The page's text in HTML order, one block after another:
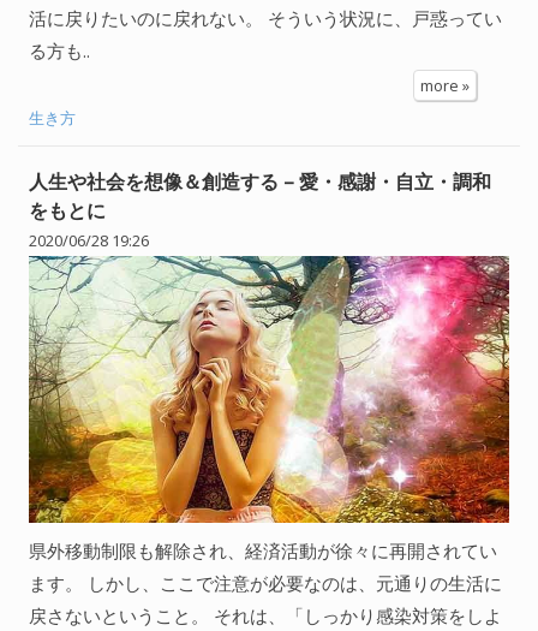
気づき
社会
Webその他
活に戻りたいのに戻れない。 そういう状況に、戸惑ってい
る方も..
more »
生き方
人生や社会を想像＆創造する – 愛・感謝・自立・調和
をもとに
2020/06/28 19:26
県外移動制限も解除され、経済活動が徐々に再開されてい
ます。 しかし、ここで注意が必要なのは、元通りの生活に
戻さないということ。 それは、「しっかり感染対策をしよ